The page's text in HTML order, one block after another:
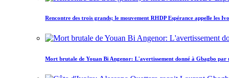
Rencontre des trois grands; le mouvement RHDP Espérance appelle les
Mort brutale de Youan Bi Angenor: L'avertissement donné à Gbagbo par